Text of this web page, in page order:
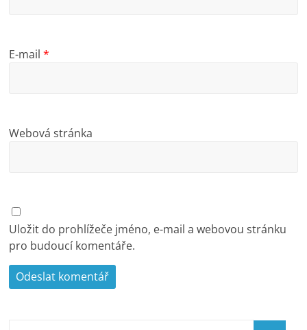
E-mail*
Webová stránka
Uložit do prohlížeče jméno, e-mail a webovou stránku
pro budoucí komentáře.